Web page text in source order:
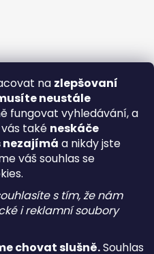
na zlepšovaní
neustále
fungovat vyhledávání, a
také neskáče
nezajímá a nikdy jste
váš souhlas se
s tím, že nám
i reklamní soubory
chovat slušně.Souhlas